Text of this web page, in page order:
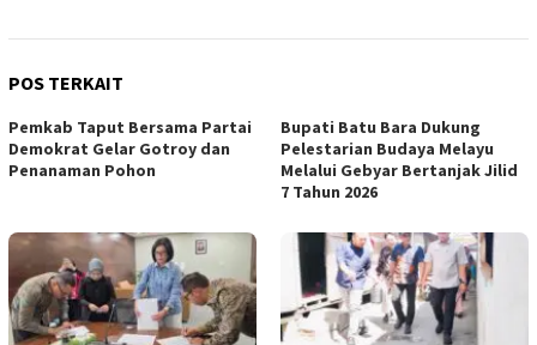
POS TERKAIT
Pemkab Taput Bersama Partai
Demokrat Gelar Gotroy dan
Penanaman Pohon
Bupati Batu Bara Dukung
Pelestarian Budaya Melayu
Melalui Gebyar Bertanjak Jilid
7 Tahun 2026